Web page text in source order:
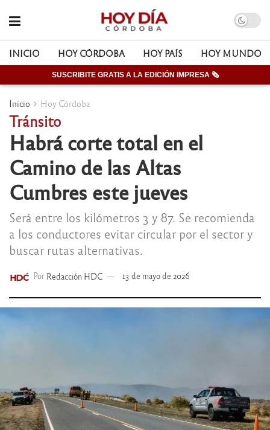
INICIO HOY CÓRDOBA HOY PAÍS HOY MUNDO
SUSCRIBITE GRATIS A LA EDICIÓN IMPRESA 🗞
Inicio Hoy Córdoba
Tránsito
Habrá corte total en el
Camino de las Altas
Cumbres este jueves
Será entre los kilómetros 3 y 87. Se recomienda
a los conductores evitar circular por el sector y
buscar rutas alternativas.
Por Redacción HDC 13 de mayo de 2026